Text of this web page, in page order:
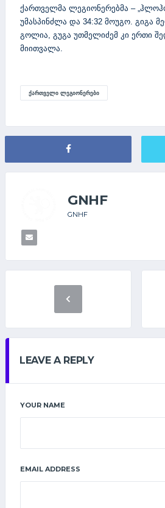
ქართველმა ლეგიონერებმა –
უმასპინძლა და 34:32 მოუგო. გიგა
გოლია, გუგა უთმელიძემ კი ერთი
მიითვალა.
ᲥᲐᲠᲗᲕᲔᲚᲘ ᲚᲔᲒᲘᲝᲜᲔᲠᲔᲑᲘ
GNHF
GNHF
LEAVE A REPLY
YOUR NAME
EMAIL ADDRESS